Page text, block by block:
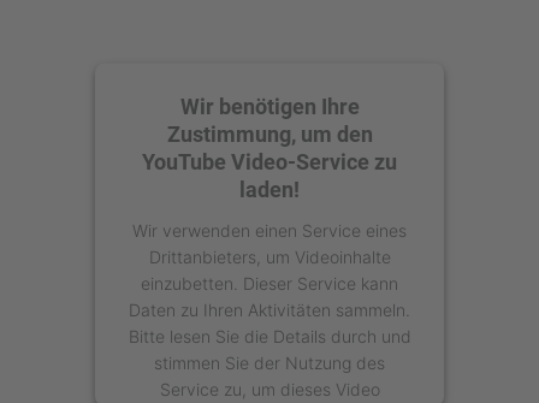
Wir benötigen Ihre
Zustimmung, um den
YouTube Video-Service zu
laden!
Wir verwenden einen Service eines
Drittanbieters, um Videoinhalte
einzubetten. Dieser Service kann
Daten zu Ihren Aktivitäten sammeln.
Bitte lesen Sie die Details durch und
stimmen Sie der Nutzung des
Service zu, um dieses Video